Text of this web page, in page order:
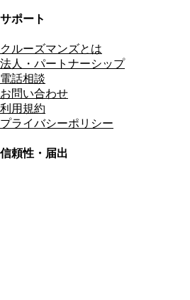
サポート
クルーズマンズとは
法人・パートナーシップ
電話相談
お問い合わせ
利用規約
プライバシーポリシー
信頼性・届出